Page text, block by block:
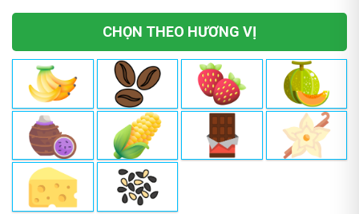
CHỌN THEO HƯƠNG VỊ